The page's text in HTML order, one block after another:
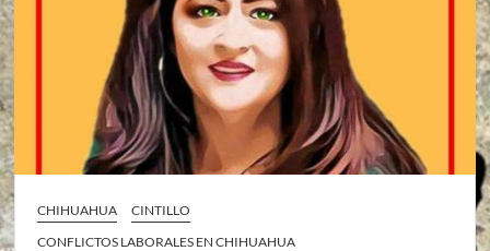
CHIHUAHUA
CINTILLO
CONFLICTOS LABORALES EN CHIHUAHUA